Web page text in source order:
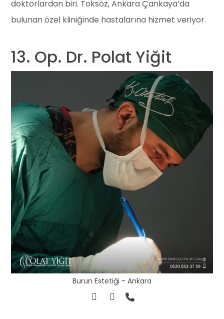
doktorlardan biri. Toksöz, Ankara Çankaya’da
bulunan özel kliniğinde hastalarına hizmet veriyor.
13. Op. Dr. Polat Yiğit
Burun Estetiği - Ankara